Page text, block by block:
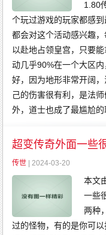
奇
传
奇
发
布
精
品
传
奇
英
雄
传
奇
金
币
传
奇
中
变
传
奇
变
态
传
奇
网
通
传
奇
1.80
个玩过游戏的玩家都感
都会对这个活动感兴趣
以赴地占领皇宫，只要
动几乎90%在一个大区
好，因为地形非常开阔
己的伤害很有利，是法
外，道士也成了最尴尬的
超变传奇外面一些
传世 | 2024-03-20
本文
一些
两种
过的怪物，有的是你可